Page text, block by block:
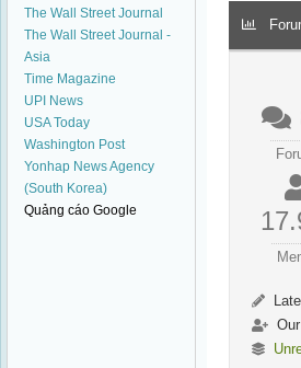
The Wall Street Journal
The Wall Street Journal -
Asia
Time Magazine
UPI News
USA Today
Washington Post
Yonhap News Agency
(South Korea)
Quảng cáo Google